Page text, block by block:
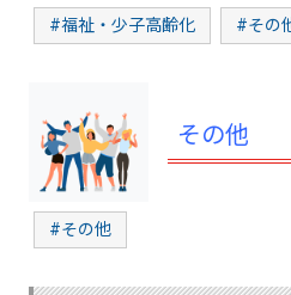
#福祉・少子高齢化 #その
その他
#その他